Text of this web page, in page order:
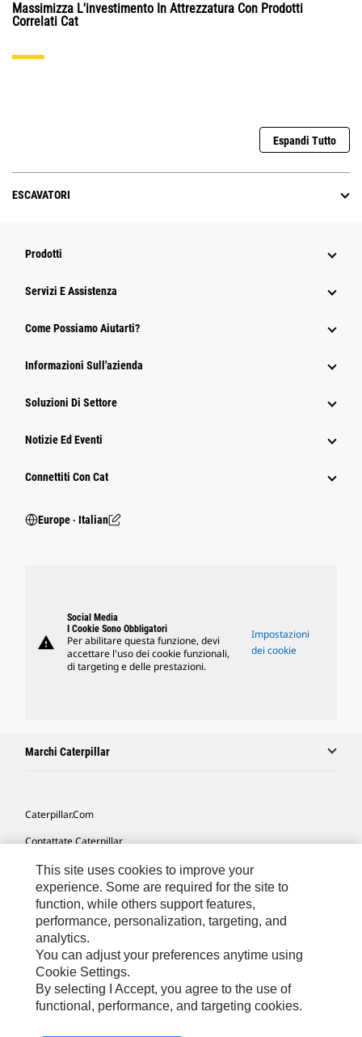
Massimizza L'investimento In Attrezzatura Con Prodotti
Correlati Cat
Espandi Tutto
ESCAVATORI
Prodotti
Servizi E Assistenza
Come Possiamo Aiutarti?
Informazioni Sull'azienda
Soluzioni Di Settore
Notizie Ed Eventi
Connettiti Con Cat
Europe ‧ Italian
warning
Social Media
I Cookie Sono Obbligatori
Per abilitare questa funzione, devi
accettare l'uso dei cookie funzionali,
di targeting e delle prestazioni.
Impostazioni
dei cookie
Marchi Caterpillar
Caterpillar.com
Contattate Caterpillar
Le Mie Preferenze Di Marketing
Mappa Del Sito
Cookie Settings
Informazioni Legali
Tutela Della Privacy
This site uses cookies to improve your
experience. Some are required for the site to
function, while others support features,
performance, personalization, targeting, and
analytics.
You can adjust your preferences anytime using
Cookie Settings.
By selecting I Accept, you agree to the use of
functional, performance, and targeting cookies.